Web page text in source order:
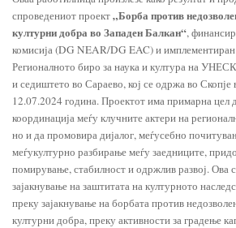
спроведениот проект„Борба против
културни добра во Западен Балкан“,
комисија (DG NEAR/DG EAC) и
Регионалното биро за наука и култура на
и седиштето во Сараево, кој се одржа во
12.07.2024 година. Проектот има примарна цел
координација меѓу клучните актери на
но и да промовира дијалог, меѓусебно
меѓукултурно разбирање меѓу заедниците,
помирување, стабилност и одржлив развој. Ова
зајакнување на заштитата на културното
преку зајакнување на борбата против
културни добра, преку активности за градење